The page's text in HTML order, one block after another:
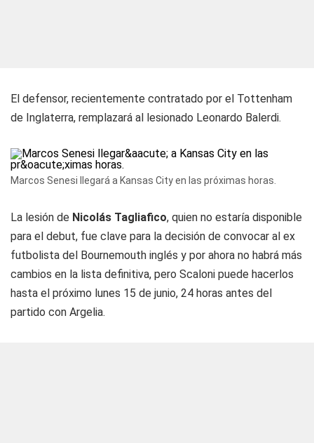
El defensor, recientemente contratado por el Tottenham
de Inglaterra, remplazará al lesionado Leonardo Balerdi.
Marcos Senesi llegará a Kansas City en las próximas horas.
La lesión de Nicolás Tagliafico, quien no estaría disponible
para el debut, fue clave para la decisión de convocar al ex
futbolista del Bournemouth inglés y por ahora no habrá más
cambios en la lista definitiva, pero Scaloni puede hacerlos
hasta el próximo lunes 15 de junio, 24 horas antes del
partido con Argelia.